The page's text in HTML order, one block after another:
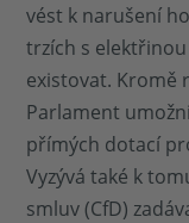
vést k narušení
trzích s
existovat. Kromě
Parlament
přímých dotací
Vyzývá také k
smluv (CfD)